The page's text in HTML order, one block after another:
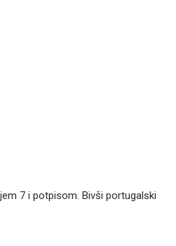
7 i potpisom. Bivši portugalski